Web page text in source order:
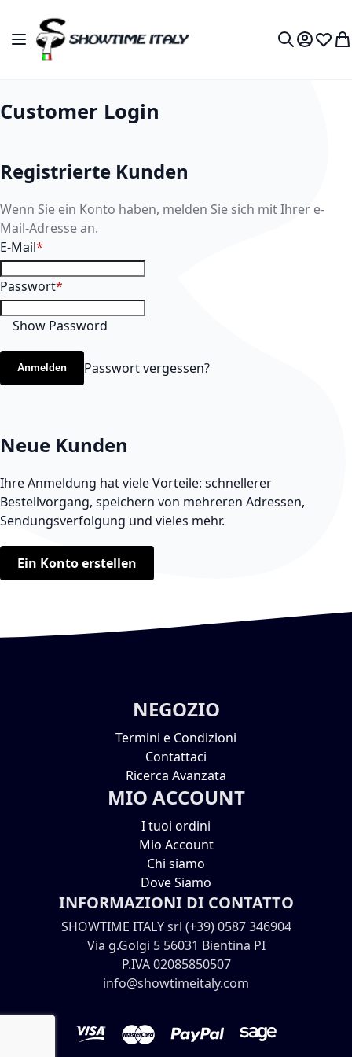
Zum Inhalt springen
Navigation umschalten
My
Customer Login
Registrierte Kunden
Wenn Sie ein Konto haben, melden Sie sich mit Ihrer e-
Mail-Adresse an.
E-Mail
Passwort
Show Password
Anmelden Passwort vergessen?
Neue Kunden
Ihre Anmeldung hat viele Vorteile: schnellerer
Bestellvorgang, speichern von mehreren Adressen,
Sendungsverfolgung und vieles mehr.
Ein Konto erstellen
NEGOZIO
Termini e Condizioni
Contattaci
Ricerca Avanzata
MIO ACCOUNT
I tuoi ordini
Mio Account
Chi siamo
Dove Siamo
INFORMAZIONI DI CONTATTO
SHOWTIME ITALY srl (+39) 0587 346904
Via g.Golgi 5 56031 Bientina PI
P.IVA 02085850507
info@showtimeitaly.com